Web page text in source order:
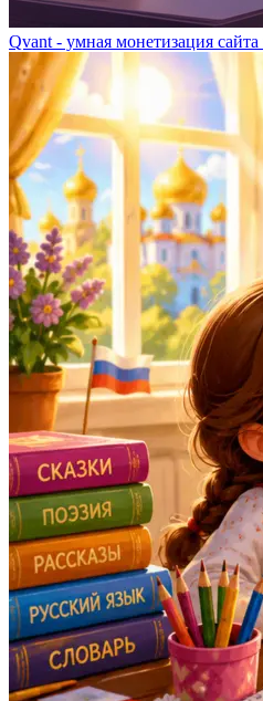
Qvant - умная монетизация